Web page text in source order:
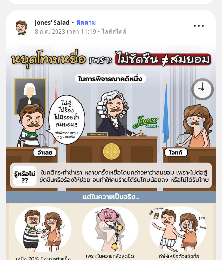
Jones' Salad • ติดตาม
8 ก.ค. 2023 เวลา 11:19 • ไลฟ์สไตล์